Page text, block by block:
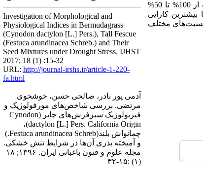
داد. مقدار فعالیت‌‌ آنزیم‌‌های سوپراکسید‌‌دیسموتاز، کاتالاز و آسکوربات پراکسیداز در سبزفرش‌‌ها ابتدا با کاهش آب از 100% تا 50%
بیشترین کارایی
نسبت‌‌های مختلف
Investigation of Morphological and
Physiological Indices in Bermudagrass
(Cynodon dactylon [L.] Pers.), Tall Fescue
(Festuca arundinacea Schreb.) and Their
Seed Mixtures under Drought Stress. IJHST
2017; 18 (1) :15-32
URL: http://journal-irshs.ir/article-1-220-
fa.html
آدمی پور نادر، صالحی حسن، خوشخوی
مرتضی. بررسی شاخص‌‌های مورفولوژیک و
فیزیولوژیک سبزفرش‌‌های چایر (Cynodon
dactylon [L.] Pers. California Origin)،
چمانواش بلند(Festuca arundinacea Schreb.)
و آمیخته بذری آن‌‌ها در شرایط تنش خشکی.
مجله علوم و فنون باغبانی ایران. ۱۳۹۶; ۱۸
(۱) :۱۵-۳۲